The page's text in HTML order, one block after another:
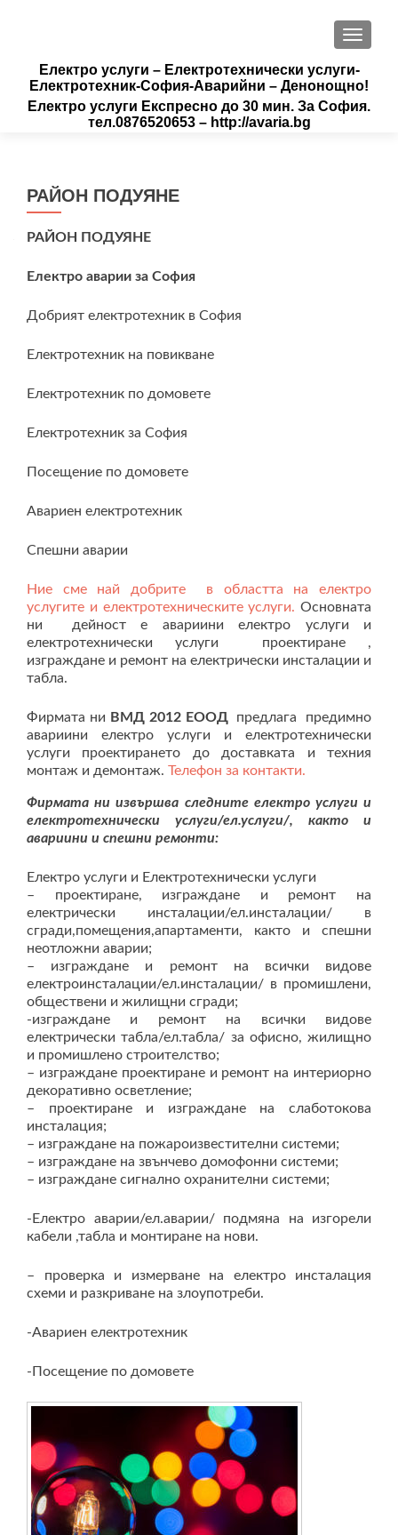
Електро услуги – Електротехнически услуги-
Електротехник-София-Аварийни – Денонощно!
Електро услуги Експресно до 30 мин. За София.
тел.0876520653 – http://avaria.bg
РАЙОН ПОДУЯНЕ
РАЙОН ПОДУЯНЕ
Електро аварии за София
Добрият електротехник в София
Електротехник на повикване
Електротехник по домовете
Електротехник за София
Посещение по домовете
Авариен електротехник
Спешни аварии
Ние сме най добрите в областта на електро
услугите и електротехническите услуги. Основната
ни дейност е авариини електро услуги и
електротехнически услуги проектиране ,
изграждане и ремонт на електрически инсталации и
табла.
Фирмата ни ВМД 2012 ЕООДпредлага предимно
авариини електро услуги и електротехнически
услуги проектирането до доставката и техния
монтаж и демонтаж. Телефон за контакти.
Фирмата ни извършва следните електро услуги и
електротехнически услуги/ел.услуги/, както и
авариини и спешни ремонти:
Електро услуги и Електротехнически услуги
– проектиране, изграждане и ремонт на
електрически инсталации/ел.инсталации/ в
сгради,помещения,апартаменти, както и спешни
неотложни аварии;
– изграждане и ремонт на всички видове
електроинсталации/ел.инсталации/ в промишлени,
обществени и жилищни сгради;
-изграждане и ремонт на всички видове
електрически табла/ел.табла/ за офисно, жилищно
и промишлено строителство;
– изграждане проектиране и ремонт на интериорно
декоративно осветление;
– проектиране и изграждане на слаботокова
инсталация;
– изграждане на пожароизвестителни системи;
– изграждане на звънчево домофонни системи;
– изграждане сигнално охранителни системи;
-Електро аварии/ел.аварии/ подмяна на изгорели
кабели ,табла и монтиране на нови.
– проверка и измерване на електро инсталация
схеми и разкриване на злоупотреби.
-Авариен електротехник
-Посещение по домовете